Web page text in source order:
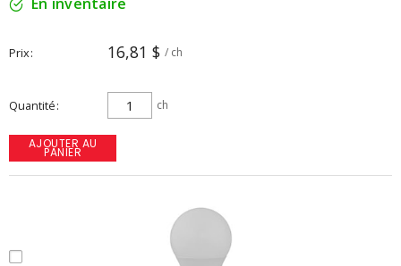
Prix 16,81 $ / ch
Quantité ch
AJOUTER AU
PANIER